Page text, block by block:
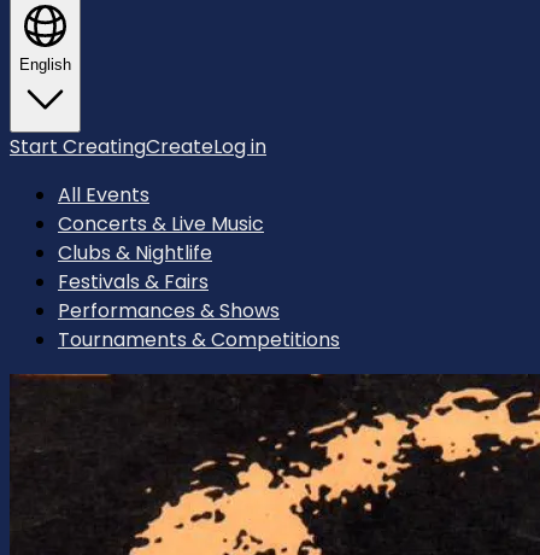
English
Start CreatingCreateLog in
All Events
Concerts & Live Music
Clubs & Nightlife
Festivals & Fairs
Performances & Shows
Tournaments & Competitions